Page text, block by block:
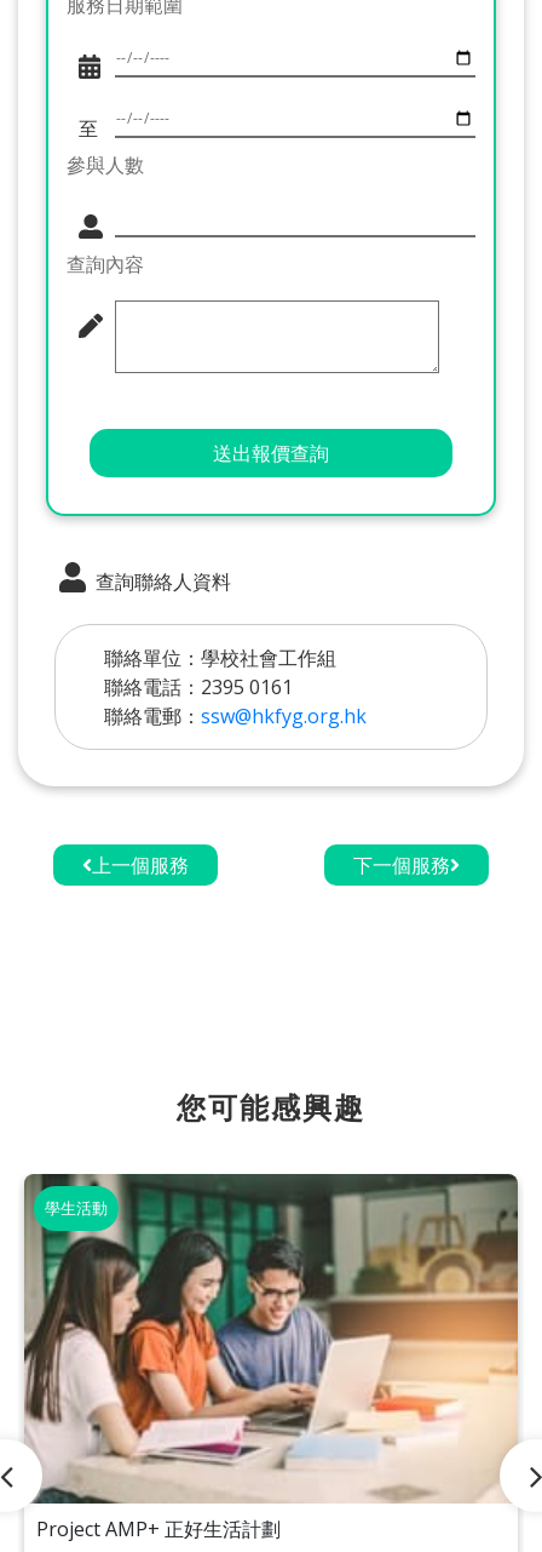
至
參與人數
查詢內容
送出報價查詢
查詢聯絡人資料
聯絡單位：學校社會工作組
聯絡電話：2395 0161
聯絡電郵： ssw@hkfyg.org.hk
上一個服務 下一個服務
您可能感興趣
學生活動
Project AMP+ 正好生活計劃